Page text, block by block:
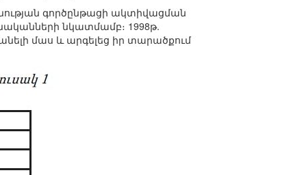
գործընթացի ակտիվացման
նկատմամբ։ 1998թ.
մաս և արգելեց իր տարածքում